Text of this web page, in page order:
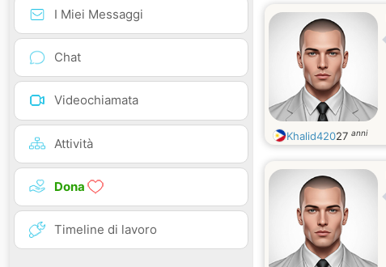
I Miei Messaggi
Chat
Videochiamata
Attività
Dona
Timeline di lavoro
Khalid42027 anni